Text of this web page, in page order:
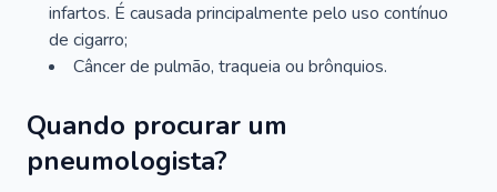
infartos. É causada principalmente pelo uso contínuo
de cigarro;
Câncer de pulmão, traqueia ou brônquios.
Quando procurar um
pneumologista?